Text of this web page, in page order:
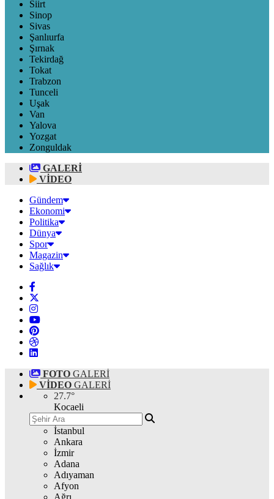
Siirt
Sinop
Sivas
Şanlıurfa
Şırnak
Tekirdağ
Tokat
Trabzon
Tunceli
Uşak
Van
Yalova
Yozgat
Zonguldak
GALERİ
VİDEO
Gündem
Ekonomi
Politika
Dünya
Spor
Magazin
Sağlık
FOTO GALERİ
VİDEO GALERİ
27.7°
Kocaeli
İstanbul
Ankara
İzmir
Adana
Adıyaman
Afyon
Ağrı